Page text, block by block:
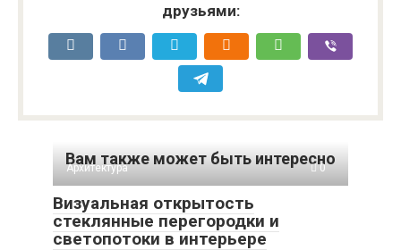
друзьями:
Вам также может быть интересно
Архитектура 0
Визуальная открытость
стеклянные перегородки и
светопотоки в интерьере